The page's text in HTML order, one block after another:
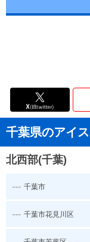
千葉県のアイ
北西部(千葉)
--- 千葉市
--- 千葉市花見川区